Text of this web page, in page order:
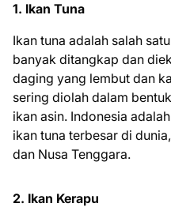
1. Ikan Tuna
Ikan tuna adalah salah
banyak ditangkap dan
daging yang lembut dan
sering diolah dalam
ikan asin. Indonesia
ikan tuna terbesar di
dan Nusa Tenggara.
2. Ikan Kerapu